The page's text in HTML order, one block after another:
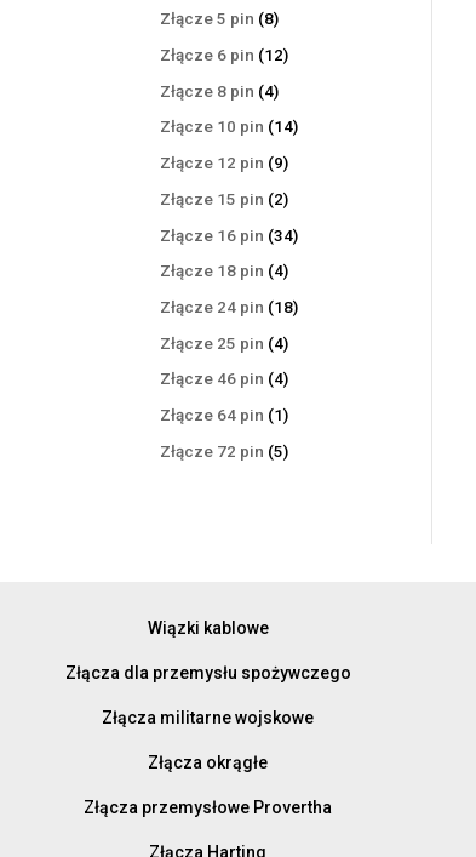
Złącze 5 pin 88
produktów
Złącze 6 pin 1212
Złącze 8 pin 44
produkty
Złącze 10 pin 1414
Złącze 12 pin 99
produktów
Złącze 15 pin 22
produkty
Złącze 16 pin 3434
Złącze 18 pin 44
produkty
Złącze 24 pin 1818
Złącze 25 pin 44
produkty
Złącze 46 pin 44
produkty
Złącze 64 pin 11
produkt
Złącze 72 pin 55
Wiązki kablowe
Złącza dla przemysłu spożywczego
Złącza militarne wojskowe
Złącza okrągłe
Złącza przemysłowe Provertha
Złącza Harting